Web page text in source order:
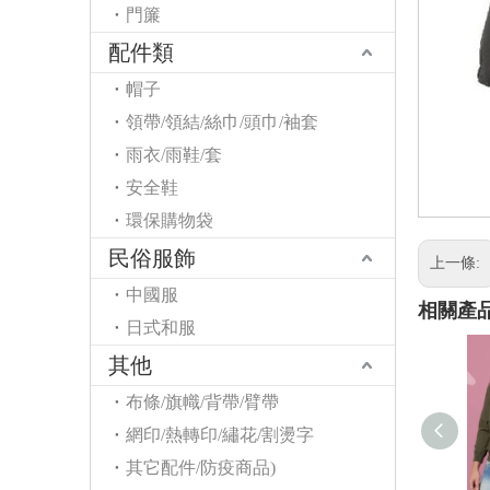
門簾
配件類
帽子
領帶/領結/絲巾/頭巾/袖套
雨衣/雨鞋/套
安全鞋
環保購物袋
民俗服飾
中國服
日式和服
其他
布條/旗幟/背帶/臂帶
網印/熱轉印/繡花/割燙字
其它配件/防疫商品)
上一條:
相關產